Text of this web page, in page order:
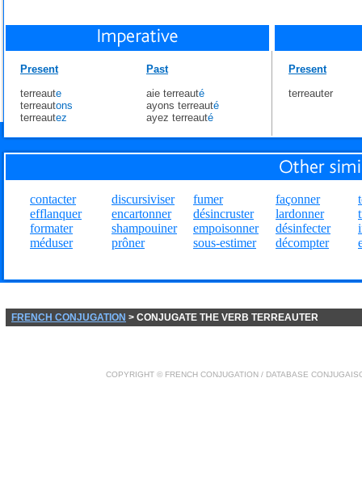
Present
terreaute
terreautons
terreautez
Past
aie terreauté
ayons terreauté
ayez terreauté
Present
terreauter
contacter
efflanquer
formater
méduser
discursiviser
encartonner
shampouiner
prôner
fumer
désincruster
empoisonner
sous-estimer
façonner
lardonner
désinfecter
décompter
FRENCH CONJUGATION > CONJUGATE THE VERB TERREAUTER
COPYRIGHT © FRENCH CONJUGATION / DATABASE